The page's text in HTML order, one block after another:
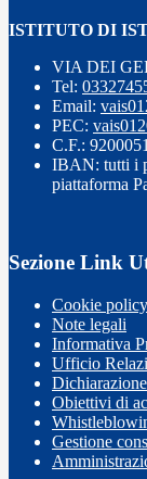
ISTITUTO DI
VIA DEI
Tel:
Email:
PEC:
C.F.:
IBAN: tutti i
piattaforma
Sezione Link
Cookie policy
Note legali
Informativa
Ufficio
Obiettivi di
Gestione